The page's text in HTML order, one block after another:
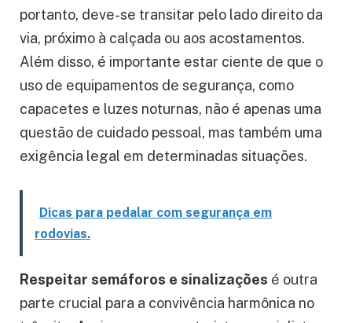
portanto, deve-se transitar pelo lado direito da
via, próximo à calçada ou aos acostamentos.
Além disso, é importante estar ciente de que o
uso de equipamentos de segurança, como
capacetes e luzes noturnas, não é apenas uma
questão de cuidado pessoal, mas também uma
exigência legal em determinadas situações.
Dicas para pedalar com segurança em
rodovias.
Respeitar semáforos e sinalizações é outra
parte crucial para a convivência harmônica no